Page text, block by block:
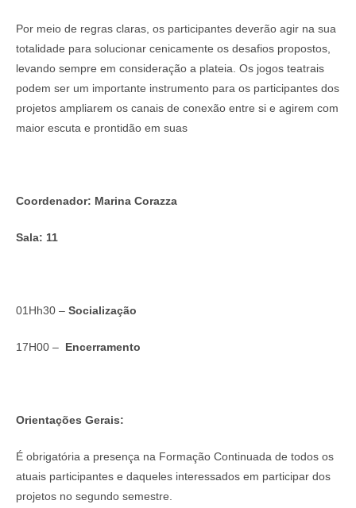
Por meio de regras claras, os participantes deverão agir na sua
totalidade para solucionar cenicamente os desafios propostos,
levando sempre em consideração a plateia. Os jogos teatrais
podem ser um importante instrumento para os participantes dos
projetos ampliarem os canais de conexão entre si e agirem com
maior escuta e prontidão em suas
Coordenador: Marina Corazza
Sala: 11
01Hh30 – Socialização
17H00 – Encerramento
Orientações Gerais:
É obrigatória a presença na Formação Continuada de todos os
atuais participantes e daqueles interessados em participar dos
projetos no segundo semestre.